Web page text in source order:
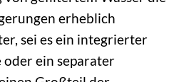
erheblich
sei es ein integrierter
ein separater